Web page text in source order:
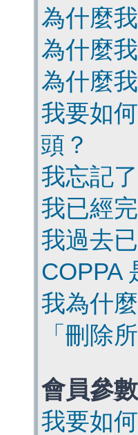
為什麼
為什麼
為什麼
我要如
頭？
我忘記
我已經
我過去
COPPA
我為什
「刪除
會員參
我要如